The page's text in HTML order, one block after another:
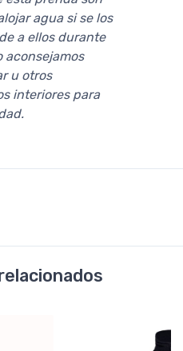
agua si se los
a ellos durante
aconsejamos
u otros
interiores para